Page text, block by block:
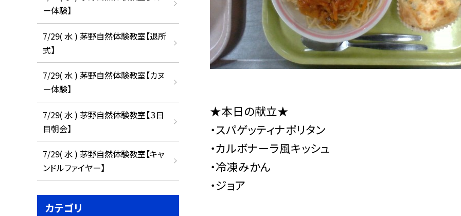
★本日の献立★
・スパゲッティナポリタン
・カルボナーラ風キッシュ
・冷凍みかん
・ジョア
ー体験】
7/29( 水 ) 茅野自然体験教室【退所
式】
7/29( 水 ) 茅野自然体験教室【カヌ
ー体験】
7/29( 水 ) 茅野自然体験教室【３日
目朝会】
7/29( 水 ) 茅野自然体験教室【キャ
ンドルファイヤー】
カテゴリ